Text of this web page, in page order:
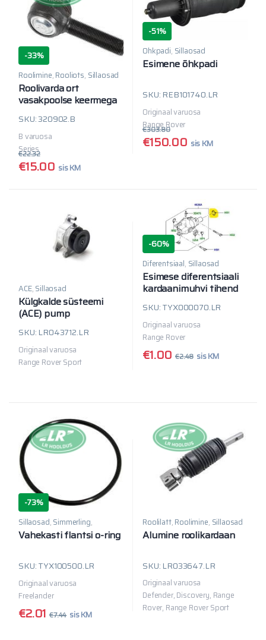
-33%
Roolimine,Rooliots, Sillaosad
Roolivarda ort
vasakpoolse keermega
SKU: 320902.B
B varuosa
Series
€15.00
€22.32
sis KM
-51%
Õhkpadi, Sillaosad
Esimene õhkpadi
SKU: REB101740.LR
Originaal varuosa
Range Rover
€150.00
€303.80
sis KM
ACE,Sillaosad
Külgkalde süsteemi
(ACE) pump
SKU: LR043712.LR
Originaal varuosa
Range Rover Sport
-60%
Diferentsiaal, Sillaosad
Esimese diferentsiaali
kardaanimuhvi tihend
SKU: TYX000070.LR
Originaal varuosa
Range Rover
€1.00 €2.48 sis KM
-73%
Sillaosad,Simmerling,
Vahekast
Vahekasti flantsi o-ring
SKU: TYX100500.LR
Originaal varuosa
Freelander
€2.01 €7.44 sis KM
Roolilatt,Roolimine, Sillaosad
Alumine roolikardaan
SKU: LR033647.LR
Originaal varuosa
Defender, Discovery, Range
Rover, Range Rover Sport